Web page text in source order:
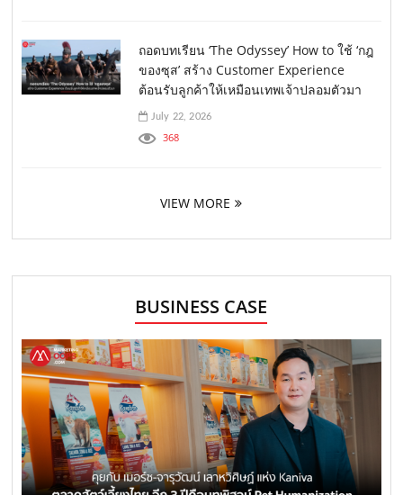
ถอดบทเรียน ‘The Odyssey’ How to ใช้ ‘กฎ
ของซุส’ สร้าง Customer Experience
ต้อนรับลูกค้าให้เหมือนเทพเจ้าปลอมตัวมา
July 22, 2026
368
VIEW MORE
BUSINESS CASE